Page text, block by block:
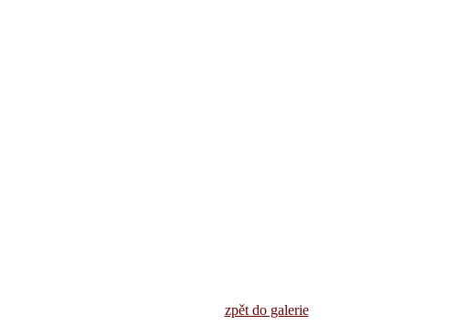
zpět do galerie